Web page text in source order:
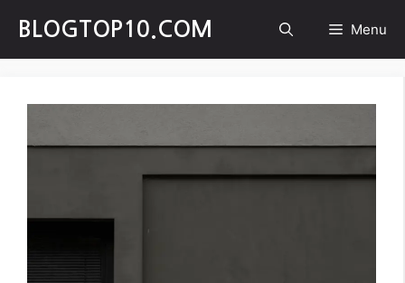
content
BLOGTOP10.COM Menu